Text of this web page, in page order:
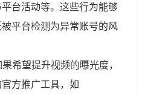
台活动等。这些行为能够
平台检测为异常账号的风
希望提升视频的曝光度，
方推广工具，如